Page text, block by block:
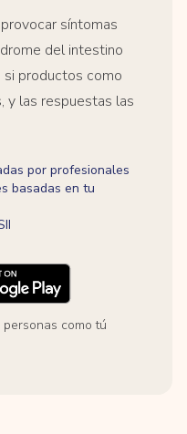
síntomas
del intestino
si productos como
y las respuestas las
por profesionales
basadas en tu
como tú